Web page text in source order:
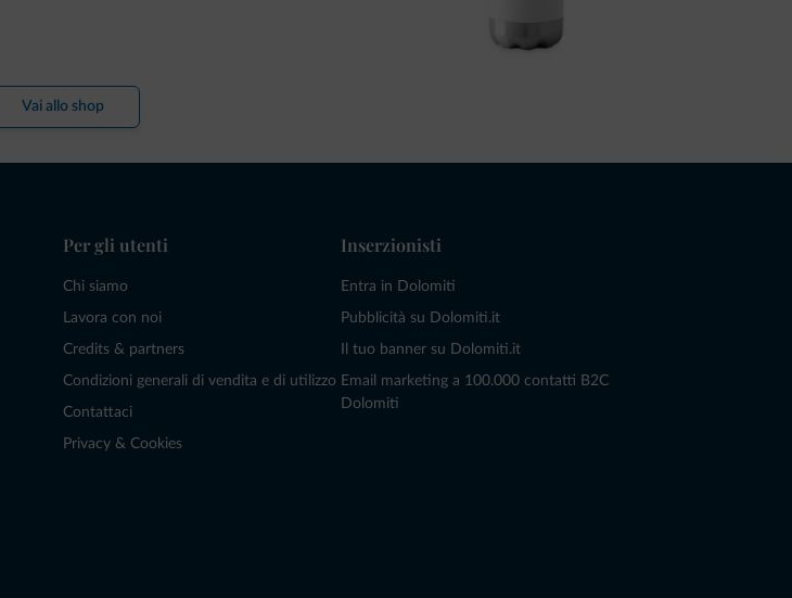
Vai allo shop
Per gli utenti
Chi siamo
Lavora con noi
Credits & partners
Condizioni generali di vendita e di utilizzo
Contattaci
Privacy & Cookies
Inserzionisti
Entra in Dolomiti
Pubblicità su Dolomiti.it
Il tuo banner su Dolomiti.it
Email marketing a 100.000 contatti B2C
Dolomiti